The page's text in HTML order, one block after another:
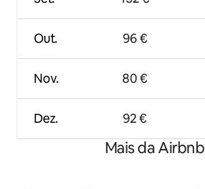
Out.
Nov.
Dez.
96 €
80 €
92 €
Mais da Airbnb